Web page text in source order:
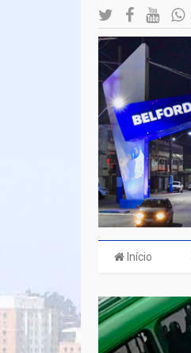
Início